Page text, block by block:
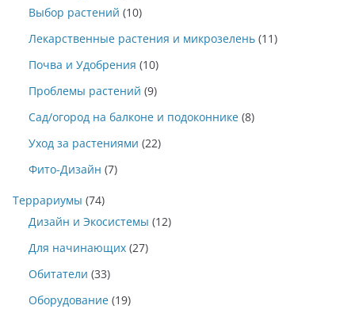
Выбор растений (10)
Лекарственные растения и микрозелень (11)
Почва и Удобрения (10)
Проблемы растений (9)
Сад/огород на балконе и подоконнике (8)
Уход за растениями (22)
Фито-Дизайн (7)
Террариумы (74)
Дизайн и Экосистемы (12)
Для начинающих (27)
Обитатели (33)
Оборудование (19)